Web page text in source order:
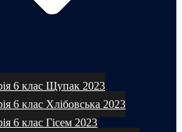
6 клас Щупак 2023
6 клас Хлібовська 2023
6 клас Гісем 2023